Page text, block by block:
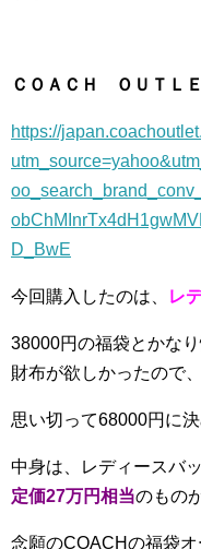
ＣＯＡＣＨ ＯＵＴＬ
https://
D_BwE
今回購入したのは、 レ
38000円の福袋とかな
財布が欲しかったので、
思い切って68000円に決
中身は、レディースバ
定価27万円相当のもの
念願のCOACHの福袋オ